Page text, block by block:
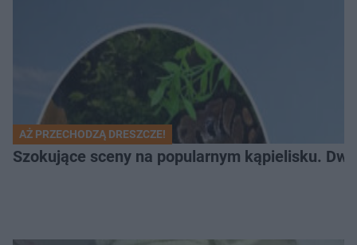
AŻ PRZECHODZĄ DRESZCZE!
Szokujące sceny na popularnym kąpielisku.